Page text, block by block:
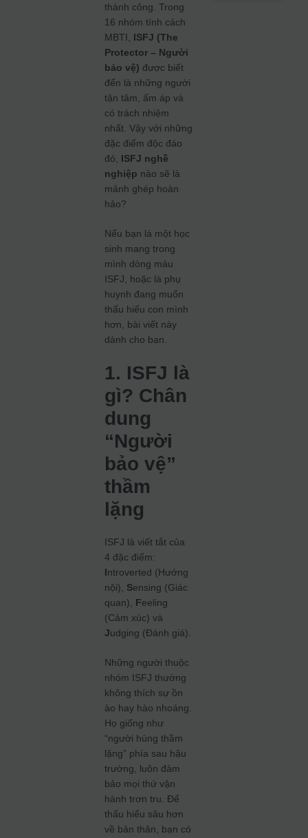
thành công. Trong
16 nhóm tính cách
MBTI, ISFJ (The
Protector – Người
bảo vệ) được biết
đến là những người
tận tâm, ấm áp và
có trách nhiệm
nhất. Vậy với những
đặc điểm độc đáo
đó, ISFJ nghề
nghiệp nào sẽ là
mảnh ghép hoàn
hảo?
Nếu bạn là một học
sinh mang trong
mình dòng máu
ISFJ, hoặc là phụ
huynh đang muốn
thấu hiểu con mình
hơn, bài viết này
dành cho bạn.
1. ISFJ là
gì? Chân
dung
“Người
bảo vệ”
thầm
lặng
ISFJ là viết tắt của
4 đặc điểm:
Introverted (Hướng
nội), Sensing (Giác
quan), Feeling
(Cảm xúc) và
Judging (Đánh giá).
Những người thuộc
nhóm ISFJ thường
không thích sự ồn
ào hay hào nhoáng.
Họ giống như
“người hùng thầm
lặng” phía sau hậu
trường, luôn đảm
bảo mọi thứ vận
hành trơn tru. Để
thấu hiểu sâu hơn
về bản thân, bạn có